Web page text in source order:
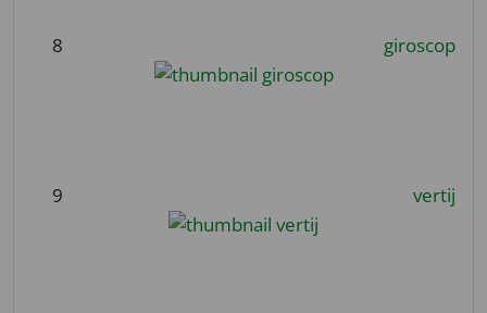
8 giroscop
9 vertij